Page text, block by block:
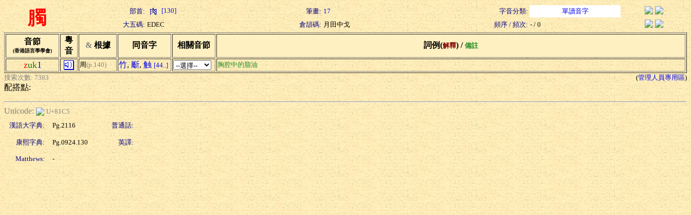
臅 部首: [130] 筆畫: 17 字音分類:
單讀音字
大五碼: EDEC 倉頡碼: 月田中戈 頻序 / 頻次: - / 0
音節
(香港語言學學會)
粵
音
& 根據 同音字 相關音節 詞例(解釋) / 備註
zuk1 周(p.140) 竹, 斸, 触 [44..]
胸腔中的脂油
搜索次數: 7383
(管理人員專用區)
配搭點:
Unicode:
U+81C5
漢語大字典:
Pg.2116 普通話:
康熙字典: Pg.0924.130 英譯:
Matthews: -